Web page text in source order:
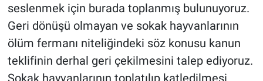
seslenmek için burada toplanmış bulunuyoruz.
Geri dönüşü olmayan ve sokak hayvanlarının
ölüm fermanı niteliğindeki söz konusu kanun
teklifinin derhal geri çekilmesini talep ediyoruz.
Sokak hayvanlarının toplatılıp katledilmesi